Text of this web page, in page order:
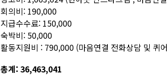
회의비: 190,000
지급수수료: 150,000
숙박비: 50,000
활동지원비 : 790,000 (마음연결 전화상담 및 퀴
총계: 36,463,041